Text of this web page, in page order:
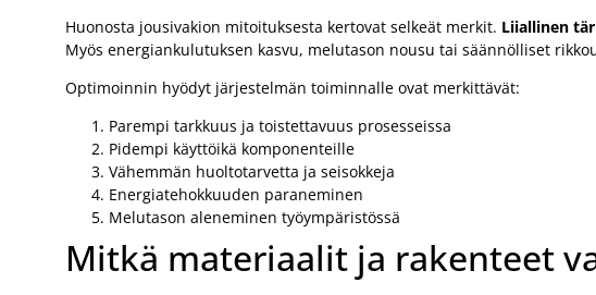
Huonosta jousivakion mitoituksesta kertovat selkeät merkit. Liiallinen
Myös energiankulutuksen kasvu, melutason nousu tai säännölliset
Optimoinnin hyödyt järjestelmän toiminnalle ovat merkittävät:
Parempi tarkkuus ja toistettavuus prosesseissa
Pidempi käyttöikä komponenteille
Vähemmän huoltotarvetta ja seisokkeja
Energiatehokkuuden paraneminen
Melutason aleneminen työympäristössä
Mitkä materiaalit ja rakenteet